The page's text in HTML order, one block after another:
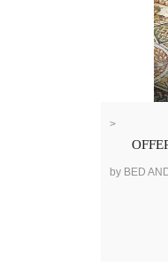
>
by BED